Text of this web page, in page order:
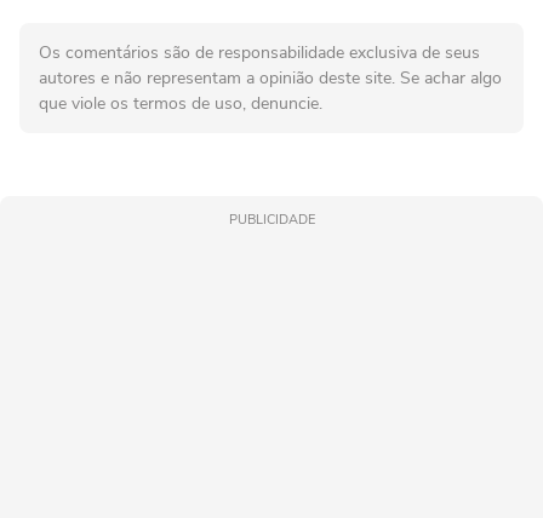
Os comentários são de responsabilidade exclusiva de seus
autores e não representam a opinião deste site. Se achar algo
que viole os termos de uso, denuncie.
PUBLICIDADE